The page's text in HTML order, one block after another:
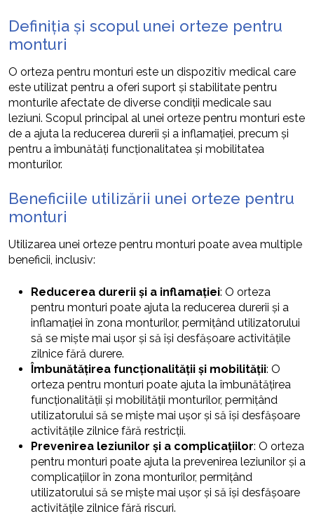
Definiția și scopul unei orteze pentru
monturi
O orteza pentru monturi este un dispozitiv medical care
este utilizat pentru a oferi suport și stabilitate pentru
monturile afectate de diverse condiții medicale sau
leziuni. Scopul principal al unei orteze pentru monturi este
de a ajuta la reducerea durerii și a inflamației, precum și
pentru a îmbunătăți funcționalitatea și mobilitatea
monturilor.
Beneficiile utilizării unei orteze pentru
monturi
Utilizarea unei orteze pentru monturi poate avea multiple
beneficii, inclusiv:
Reducerea durerii și a inflamației: O orteza
pentru monturi poate ajuta la reducerea durerii și a
inflamației în zona monturilor, permițând utilizatorului
să se miște mai ușor și să își desfășoare activitățile
zilnice fără durere.
Îmbunătățirea funcționalității și mobilității: O
orteza pentru monturi poate ajuta la îmbunătățirea
funcționalității și mobilității monturilor, permițând
utilizatorului să se miște mai ușor și să își desfășoare
activitățile zilnice fără restricții.
Prevenirea leziunilor și a complicațiilor: O orteza
pentru monturi poate ajuta la prevenirea leziunilor și a
complicațiilor în zona monturilor, permițând
utilizatorului să se miște mai ușor și să își desfășoare
activitățile zilnice fără riscuri.